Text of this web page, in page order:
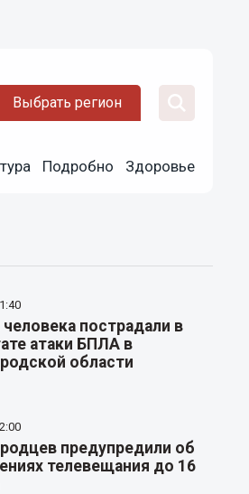
Выбрать регион
Подробно Здоровье
пострадали в
атаки БПЛА в
области
предупредили об
телевещания до 16